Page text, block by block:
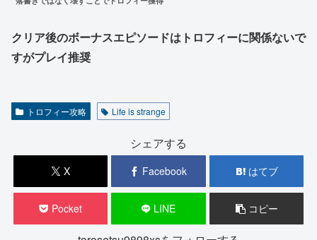
クリア後のボーナスエピソードはトロフィーに関係ないで
すがプレイ推奨
トロフィー攻略 Life is strange
シェアする
X Facebook はてブ
Pocket LINE コピー